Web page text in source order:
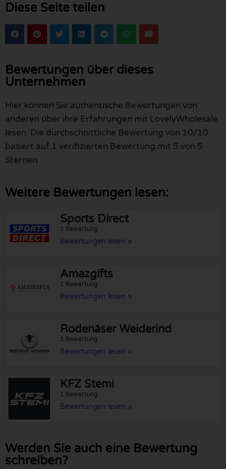
Diese Seite teilen
Bewertungen über dieses
Unternehmen
Hier können Sie authentische Bewertungen von
anderen über ihre Erfahrungen mit LovelyWholesale
lesen. Die durchschnittliche Bewertung von 10/10
basiert auf 1 verifizierten Bewertung mit 5 von 5
Sternen.
Weitere Bewertungen lesen:
Sports Direct
1 Bewertung
Bewertungen lesen »
Amazgifts
1 Bewertung
Bewertungen lesen »
Rodenäser Weiderind
1 Bewertung
Bewertungen lesen »
KFZ Stemi
1 Bewertung
Bewertungen lesen »
Werden Sie auch eine Bewertung
schreiben?